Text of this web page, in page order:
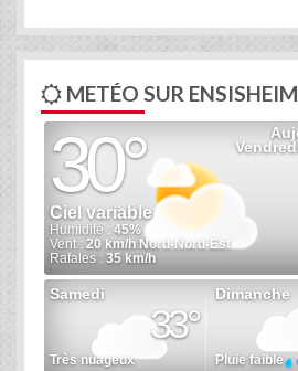
METÉO SUR ENSISHEIM